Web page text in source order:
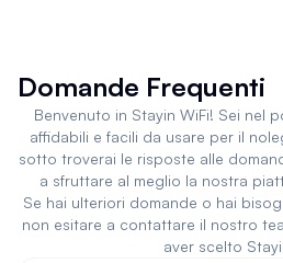
Domande Frequenti
Benvenuto in Stayin WiFi! Sei nel
affidabili e facili da usare per il
sotto troverai le risposte alle
a sfruttare al meglio la nostra
Se hai ulteriori domande o hai
non esitare a contattare il nostro
aver scelto